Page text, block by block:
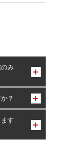
み
？
時にご予約が
す